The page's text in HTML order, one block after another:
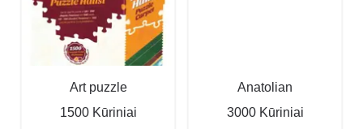
Art puzzle
1500 Kūriniai
Anatolian
3000 Kūriniai